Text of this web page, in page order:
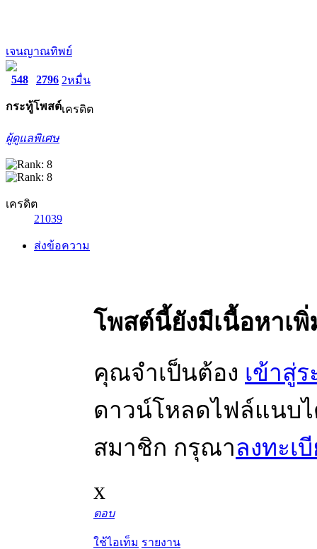
เจนญาณทิพย์
548
กระทู้
2796
โพสต์
2หมื่น
เครดิต
ผู้ดูแลพิเศษ
เครดิต
21039
ส่งข้อความ
โพสต์นี้ยังมีเนื้อหาเพิ่
คุณจำเป็นต้อง เข้าสู่
ดาวน์โหลดไฟล์แนบ
สมาชิก กรุณาลงทะเ
x
ตอบ
ใช้ไอเท็ม รายงาน